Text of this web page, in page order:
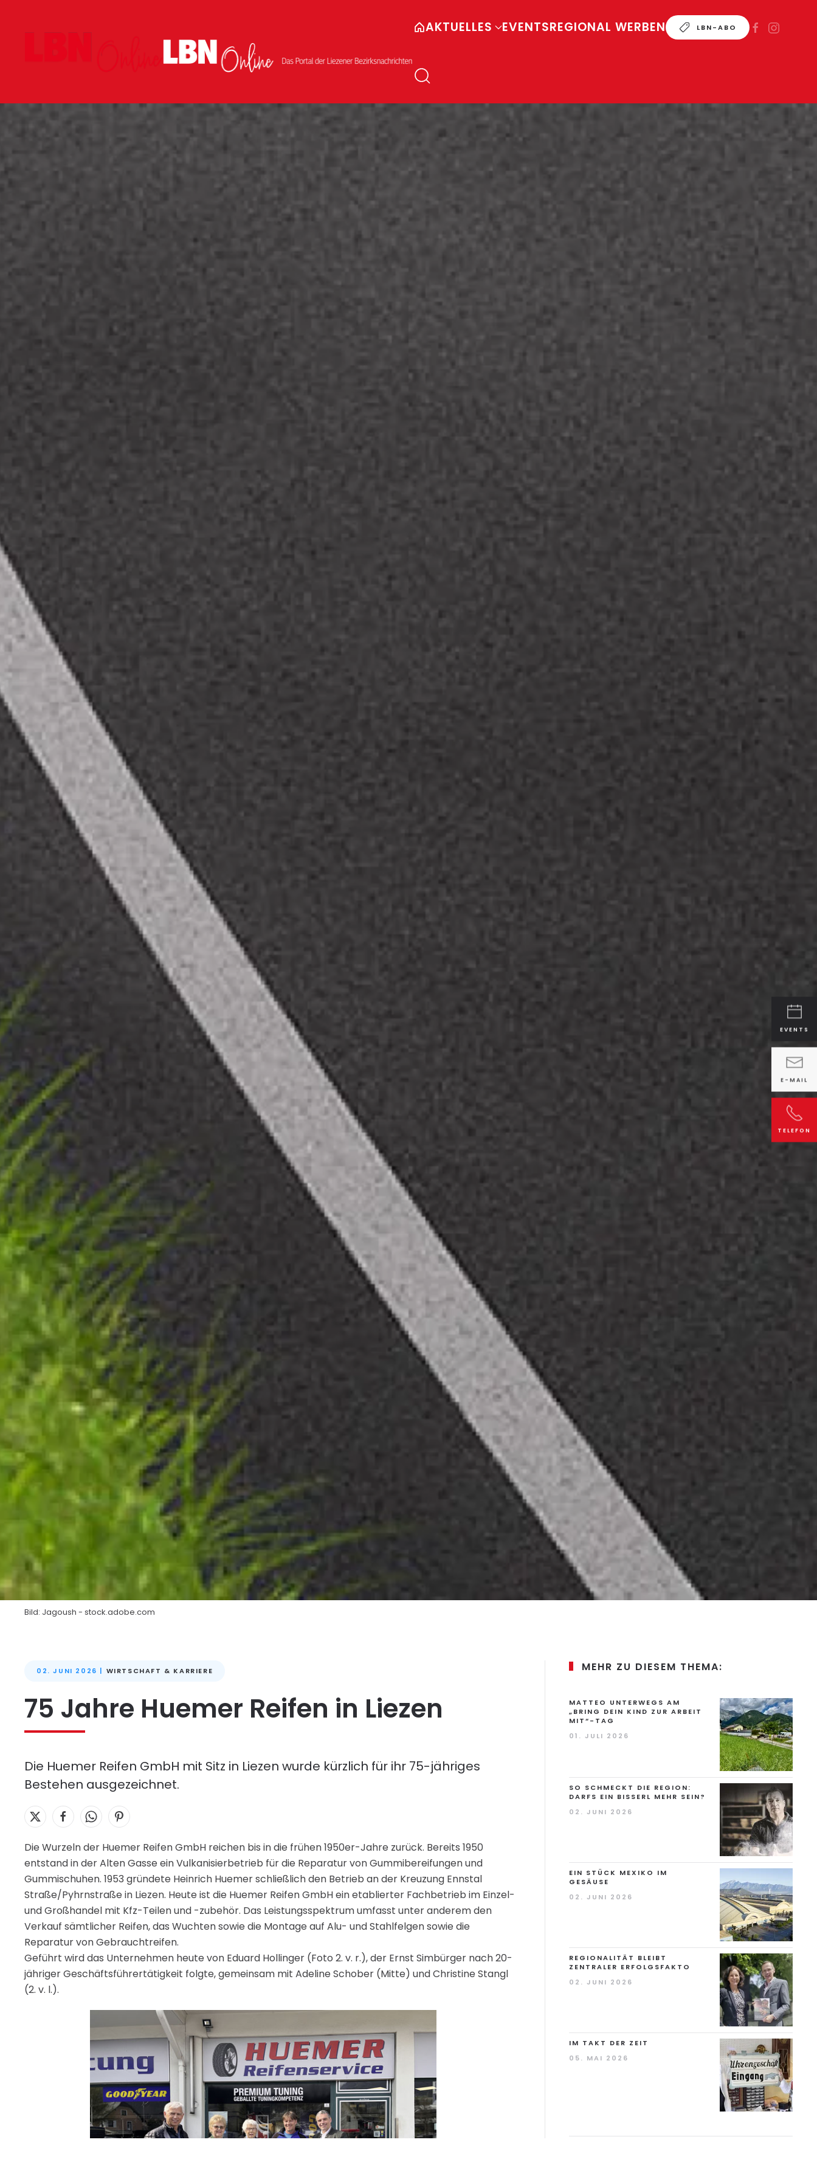
AKTUELLES EVENTSREGIONAL WERBEN LBN-ABO
Bild: Jagoush - stock.adobe.com
02. JUNI 2026 | WIRTSCHAFT & KARRIERE
75 Jahre Huemer Reifen in Liezen
Die Huemer Reifen GmbH mit Sitz in Liezen wurde kürzlich für ihr 75-jähriges
Bestehen ausgezeichnet.
Die Wurzeln der Huemer Reifen GmbH reichen bis in die frühen 1950er-Jahre zurück. Bereits 1950
entstand in der Alten Gasse ein Vulkanisierbetrieb für die Reparatur von Gummibereifungen und
Gummischuhen. 1953 gründete Heinrich Huemer schließlich den Betrieb an der Kreuzung Ennstal
Straße/Pyhrnstraße in Liezen. Heute ist die Huemer Reifen GmbH ein etablierter Fachbetrieb im Einzel-
und Großhandel mit Kfz-Teilen und -zubehör. Das Leistungsspektrum umfasst unter anderem den
Verkauf sämtlicher Reifen, das Wuchten sowie die Montage auf Alu- und Stahlfelgen sowie die
Reparatur von Gebrauchtreifen.
Geführt wird das Unternehmen heute von Eduard Hollinger (Foto 2. v. r.), der Ernst Simbürger nach 20-
jähriger Geschäftsführertätigkeit folgte, gemeinsam mit Adeline Schober (Mitte) und Christine Stangl
(2. v. l.).
MEHR ZU DIESEM THEMA:
MATTEO UNTERWEGS AM
„BRING DEIN KIND ZUR ARBEIT
MIT“-TAG
01. JULI 2026
SO SCHMECKT DIE REGION:
DARFS EIN BISSERL MEHR SEIN?
02. JUNI 2026
EIN STÜCK MEXIKO IM
GESÄUSE
02. JUNI 2026
REGIONALITÄT BLEIBT
ZENTRALER ERFOLGSFAKTO
02. JUNI 2026
IM TAKT DER ZEIT
05. MAI 2026
EVENTS
E-MAIL
TELEFON